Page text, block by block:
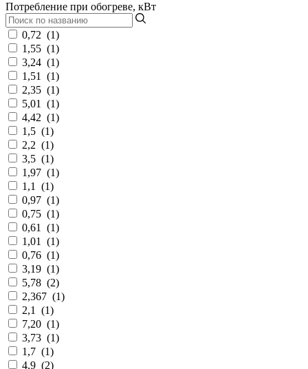
Потребление при обогреве, кВт
0,72 (1)
1,55 (1)
3,24 (1)
1,51
(1)
2,35 (1)
5,01
(1)
4,42 (1)
1,5 (1)
2,2 (1)
3,5 (1)
1,97 (1)
1,1
(1)
0,97 (1)
0,75 (1)
0,61
(1)
1,01
(1)
0,76 (1)
3,19 (1)
5,78 (2)
2,367 (1)
2,1
(1)
7,20 (1)
3,73 (1)
1,7 (1)
4,9 (2)